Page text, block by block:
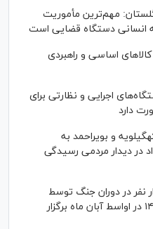
مهم‌ترین مأموریت
انسانی دستگاه قضایی است
اساسی و راهبردی
اجرایی و نظارتی برای
دارد
و بویراحمد به
امداد در دیدار مردمی رسیدگی
مشاوره حقوقی به ۲۰ هزار نفر در دوران جنگ توسط
کانون وکلا/ آزمون وکالت سال ۱۴۰۵ در اواسط آبان ماه برگزار